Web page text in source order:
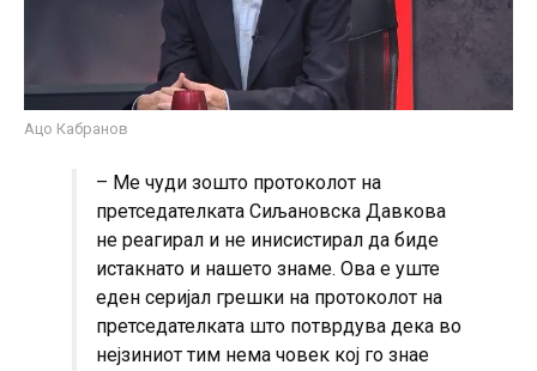
Ацо Кабранов
– Ме чуди зошто протоколот на
претседателката Сиљановска Давкова
не реагирал и не инисистирал да биде
истакнато и нашето знаме. Ова е уште
еден серијал грешки на протоколот на
претседателката што потврдува дека во
нејзиниот тим нема човек кој го знае